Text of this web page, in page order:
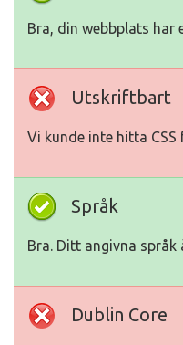
Bra, din webbplats har
Utskriftbart
Vi kunde inte hitta
Språk
Bra. Ditt angivna språk
Dublin Core